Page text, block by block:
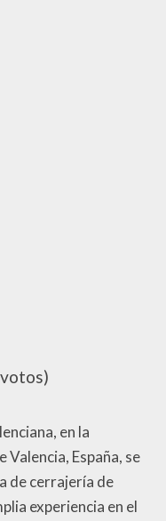
en la
España, se
de cerrajería de
experiencia en el